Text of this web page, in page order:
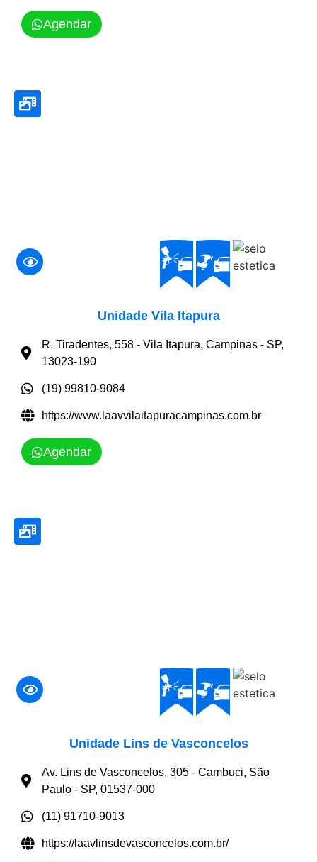
Agendar
Unidade Vila Itapura
R. Tiradentes, 558 - Vila Itapura, Campinas - SP,
13023-190
(19) 99810-9084
https://www.laavvilaitapuracampinas.com.br
Agendar
Unidade Lins de Vasconcelos
Av. Lins de Vasconcelos, 305 - Cambuci, São
Paulo - SP, 01537-000
(11) 91710-9013
https://laavlinsdevasconcelos.com.br/